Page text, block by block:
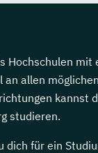
Hochschulen mit
an allen möglichen
kannst
studieren.
dich für ein